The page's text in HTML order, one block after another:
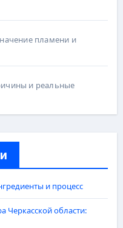
пламени и
и реальные
и процесс
Черкасской области: